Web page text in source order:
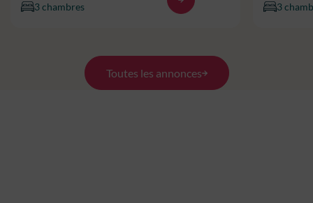
3 chambres
3
Toutes les annonces